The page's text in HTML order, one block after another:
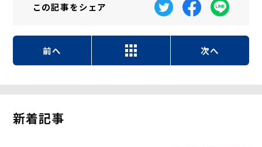
この記事をシェア
前へ 次へ
新着記事